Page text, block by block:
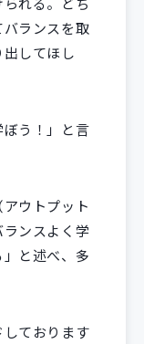
ランスを取
してほし
う！」と言
ウトプット
ンスよく学
と述べ、多
ております